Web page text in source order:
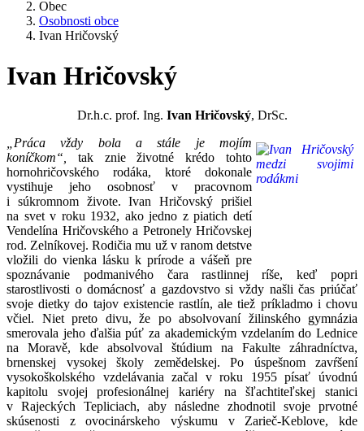
Obec
Osobnosti obce
Ivan Hričovský
Ivan Hričovský
Dr.h.c. prof. Ing. Ivan Hričovský, DrSc.
„Práca vždy bola a stále je mojím
koníčkom“, tak znie životné krédo tohto
hornohričovského rodáka, ktoré dokonale
vystihuje jeho osobnosť v pracovnom
i súkromnom živote. Ivan Hričovský prišiel
na svet v roku 1932, ako jedno z piatich detí
Vendelína Hričovského a Petronely Hričovskej
rod. Zelníkovej. Rodičia mu už v ranom detstve
vložili do vienka lásku k prírode a vášeň pre
spoznávanie podmanivého čara rastlinnej ríše, keď popri
starostlivosti o domácnosť a gazdovstvo si vždy našli čas priúčať
svoje dietky do tajov existencie rastlín, ale tiež príkladmo i chovu
včiel. Niet preto divu, že po absolvovaní žilinského gymnázia
smerovala jeho ďalšia púť za akademickým vzdelaním do Lednice
na Moravě, kde absolvoval štúdium na Fakulte záhradníctva,
brnenskej vysokej školy zemědelskej. Po úspešnom zavŕšení
vysokoškolského vzdelávania začal v roku 1955 písať úvodnú
kapitolu svojej profesionálnej kariéry na šľachtiteľskej stanici
v Rajeckých Tepliciach, aby následne zhodnotil svoje prvotné
skúsenosti z ovocinárskeho výskumu v Zarieč-Keblove, kde